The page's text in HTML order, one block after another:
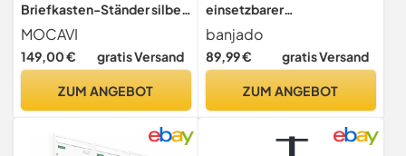
Briefkasten-Ständer silber
(weiß-aluminium RAL
9006) Standfuß zum
Einbetonieren matt,
Briefkastensäule
MOCAVI
149,00 € gratis Versand
ZUM ANGEBOT
einsetzbarer
Briefkastenständer
146,5x3,2x3,2cm |
Standfuß Briefkasten
2 Rohre zum Einbetonieren
banjado
89,99 € gratis Versand
ZUM ANGEBOT